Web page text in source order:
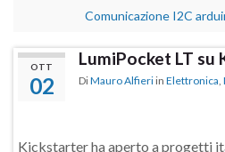
Comunicazione I2C
OTT
02
LumiPocket LT
DiMauro Alfieri in Elettronica,
Kickstarter ha aperto a progetti